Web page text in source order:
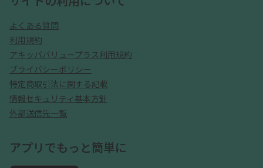
よくある質問
利用規約
アキッパバリュープラス利用規約
プライバシーポリシー
特定商取引法に関する記載
情報セキュリティ基本方針
外部送信先一覧
アプリでもっと簡単に